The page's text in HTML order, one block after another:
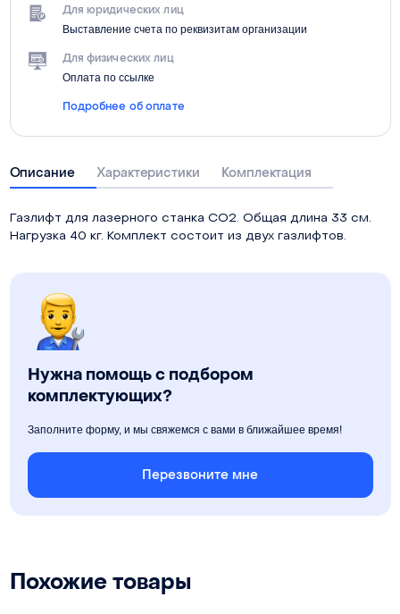
Для юридических лиц
Выставление счета по реквизитам организации
Для физических лиц
Оплата по ссылке
Подробнее об оплате
Описание Характеристики Комплектация
Газлифт для лазерного станка СО2. Общая длина 33 см.
Нагрузка 40 кг. Комплект состоит из двух газлифтов.
Нужна помощь с подбором
комплектующих?
Заполните форму, и мы свяжемся с вами в ближайшее время!
Перезвоните мне
Похожие товары